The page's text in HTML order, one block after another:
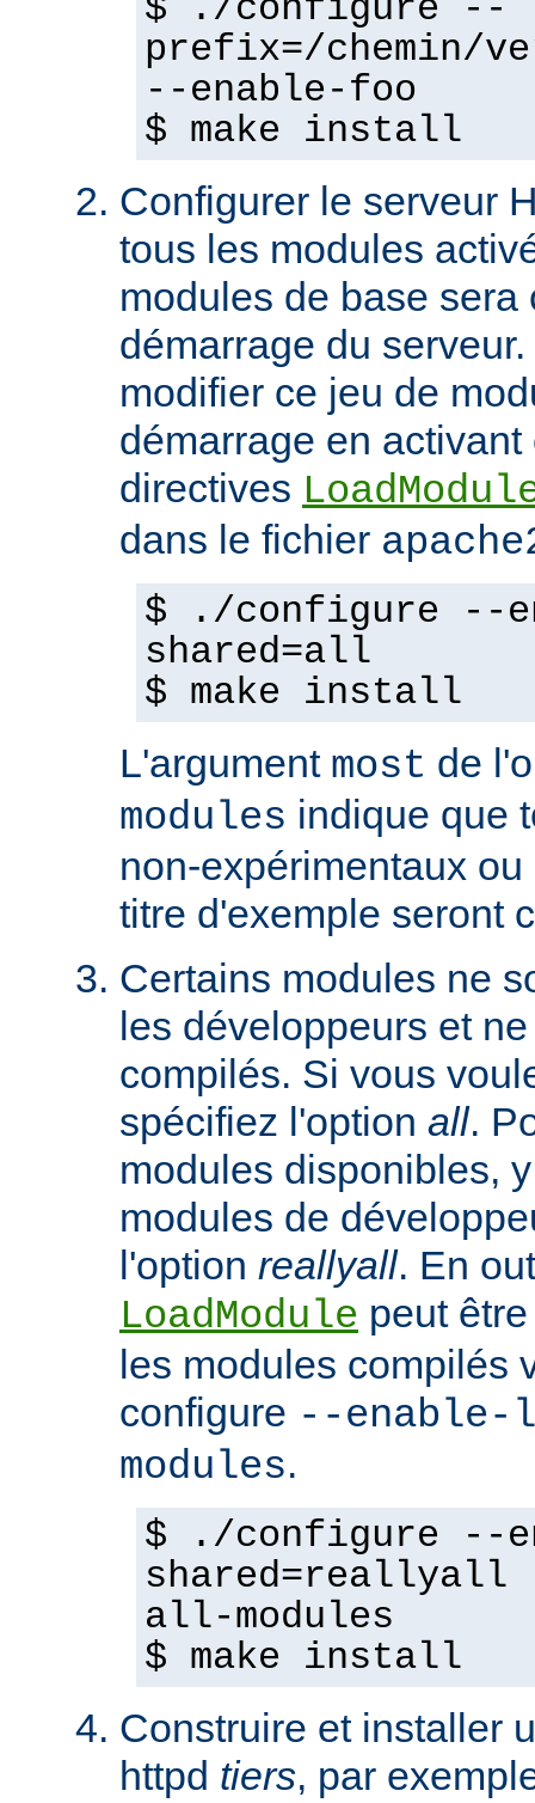
$ ./configure --
prefix=/chemin/
--enable-foo
$ make install
Configurer le serveur
tous les modules
modules de base sera
démarrage du
modifier ce jeu de
démarrage en
directives
dans le fichier
$ ./configure --
shared=all
$ make install
L'argument most de
modules indique que
non-expérimentaux
titre d'exemple seront
Certains modules ne
les développeurs et
compilés. Si vous
spécifiez l'option all.
modules disponibles,
modules de
l'option reallyall. En
LoadModule peut
les modules compilés
configure --
modules.
$ ./configure --
shared=reallyall
all-modules
$ make install
Construire et installer
httpd tiers, par